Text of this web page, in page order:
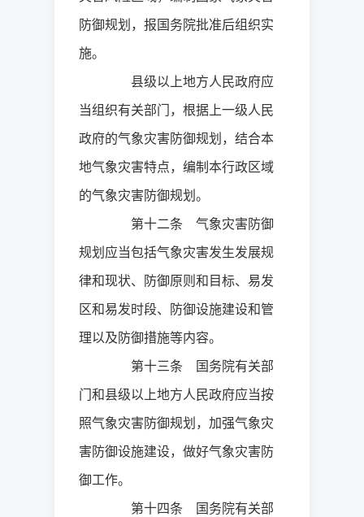
防御规划，报国务院批准后组织实
施。
县级以上地方人民政府应
当组织有关部门，根据上一级人民
政府的气象灾害防御规划，结合本
地气象灾害特点，编制本行政区域
的气象灾害防御规划。
第十二条 气象灾害防御
规划应当包括气象灾害发生发展规
律和现状、防御原则和目标、易发
区和易发时段、防御设施建设和管
理以及防御措施等内容。
第十三条 国务院有关部
门和县级以上地方人民政府应当按
照气象灾害防御规划，加强气象灾
害防御设施建设，做好气象灾害防
御工作。
第十四条 国务院有关部